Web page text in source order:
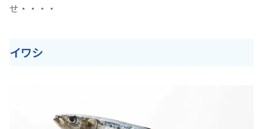
せ・・・・
イワシ